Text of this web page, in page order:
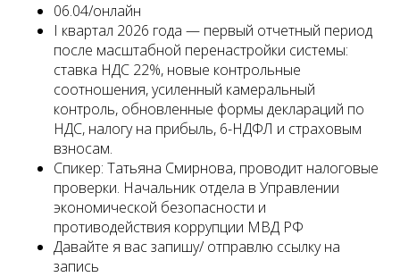
06.04/онлайн
I квартал 2026 года — первый отчетный период
после масштабной перенастройки системы:
ставка НДС 22%, новые контрольные
соотношения, усиленный камеральный
контроль, обновленные формы деклараций по
НДС, налогу на прибыль, 6-НДФЛ и страховым
взносам.
Спикер: Татьяна Смирнова, проводит налоговые
проверки. Начальник отдела в Управлении
экономической безопасности и
противодействия коррупции МВД РФ
Давайте я вас запишу/ отправлю ссылку на
запись